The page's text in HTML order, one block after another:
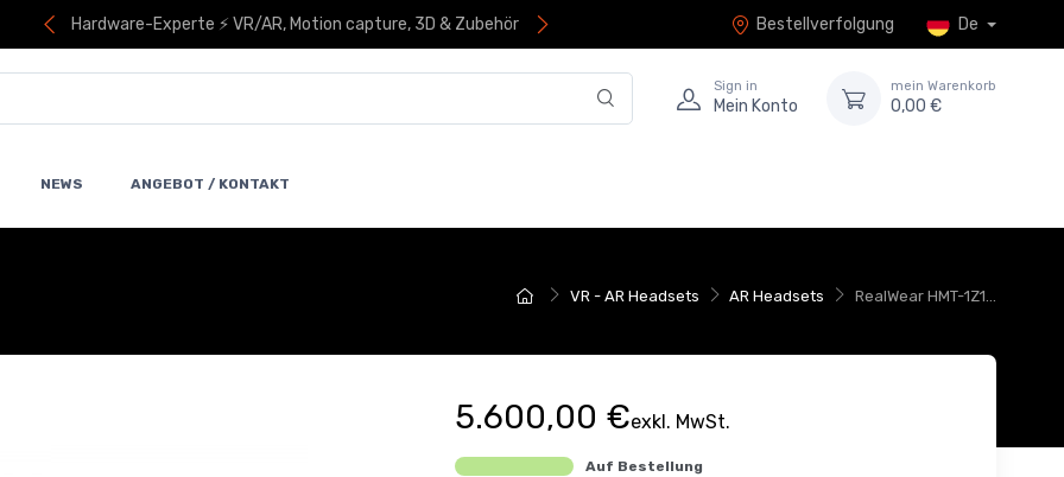
Hardware-Experte ⚡ VR/AR, Motion capture, 3D & Zubehör Bestellverfolgung De
Sign in
Mein Konto
mein Warenkorb
0,00 €
NEWS ANGEBOT / KONTAKT
VR - AR Headsets AR Headsets RealWear HMT-1Z1...
5.600,00 €exkl. MwSt.
Auf Bestellung